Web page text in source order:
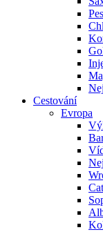
Cestování
Evropa